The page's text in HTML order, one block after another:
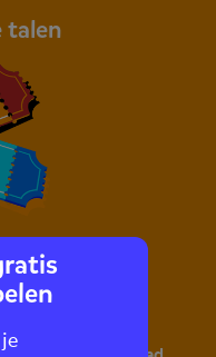
Squla.
talen
Leer de